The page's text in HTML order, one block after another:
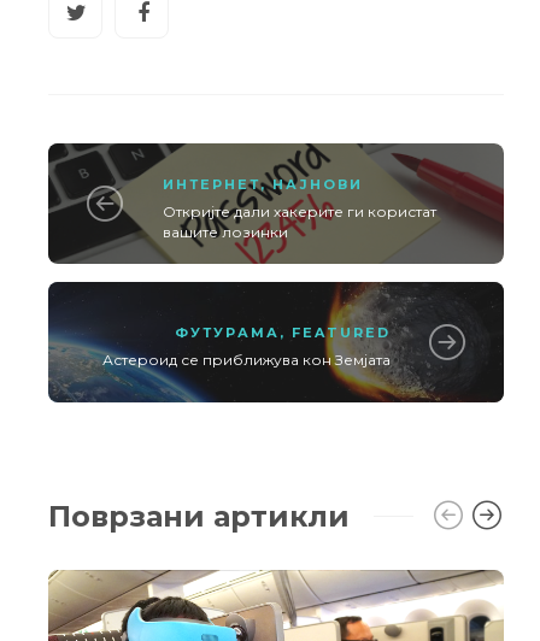
ИНТЕРНЕТ,НАЈНОВИ
Откријте дали хакерите ги користат
вашите лозинки
ФУТУРАМА , FEATURED
Астероид се приближува кон Земјата
Поврзани артикли